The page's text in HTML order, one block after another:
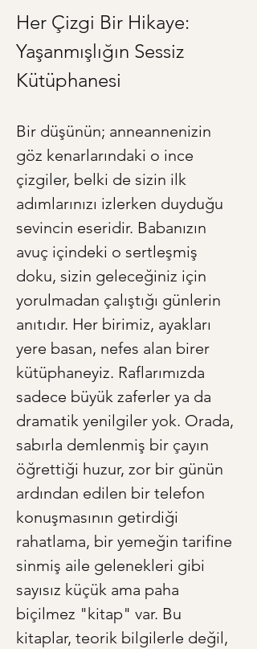
Her Çizgi Bir Hikaye:
Yaşanmışlığın Sessiz
Kütüphanesi
Bir düşünün; anneannenizin
göz kenarlarındaki o ince
çizgiler, belki de sizin ilk
adımlarınızı izlerken duyduğu
sevincin eseridir. Babanızın
avuç içindeki o sertleşmiş
doku, sizin geleceğiniz için
yorulmadan çalıştığı günlerin
anıtıdır. Her birimiz, ayakları
yere basan, nefes alan birer
kütüphaneyiz. Raflarımızda
sadece büyük zaferler ya da
dramatik yenilgiler yok. Orada,
sabırla demlenmiş bir çayın
öğrettiği huzur, zor bir günün
ardından edilen bir telefon
konuşmasının getirdiği
rahatlama, bir yemeğin tarifine
sinmiş aile gelenekleri gibi
sayısız küçük ama paha
biçilmez "kitap" var. Bu
kitaplar, teorik bilgilerle değil,